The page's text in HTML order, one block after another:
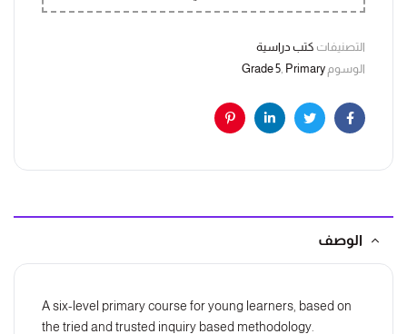
التصنيفات كتب دراسية
الوسوم
Grade 5 Primary
Facebook
Twitter
Linkedin
Pinterest
الوصف
A six-level primary course for young learners, based on
the tried and trusted inquiry based methodology.